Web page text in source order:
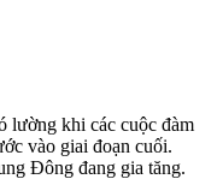
lường khi các cuộc đàm
vào giai đoạn cuối.
Đông đang gia tăng.